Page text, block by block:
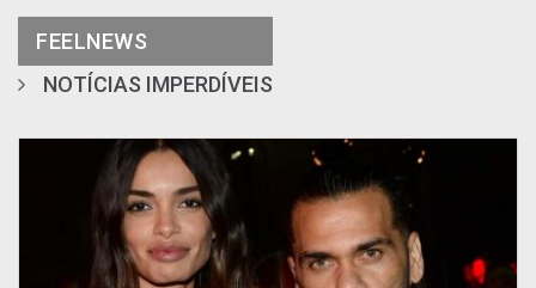
FEELNEWS
NOTÍCIAS IMPERDÍVEIS